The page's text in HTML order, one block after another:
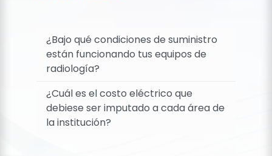
¿Bajo qué condiciones de suministro
están funcionando tus equipos de
radiología?
¿Cuál es el costo eléctrico que
debiese ser imputado a cada área de
la institución?